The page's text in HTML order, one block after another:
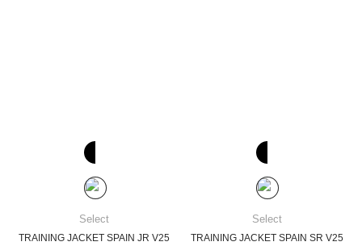
Select
TRAINING JACKET SPAIN JR V25
Select
TRAINING JACKET SPAIN SR V25